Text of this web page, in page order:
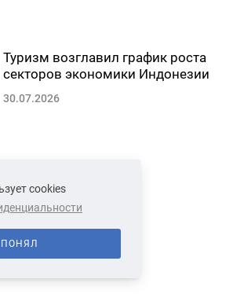
Туризм возглавил график роста
секторов экономики Индонезии
30.07.2026
cookies
ПОНЯЛ